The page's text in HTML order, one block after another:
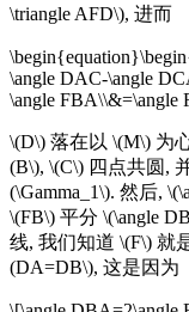
\triangle AFD\), 进而
\angle DAC-\angle
\angle FBA\\&=\angle
\(D\) 落在以 \(M\) 为
(B\), \(C\) 四点共圆,
(\Gamma_1\). 然后,
\(FB\) 平分 \(\angle
线, 我们知道 \(F\) 就
(DA=DB\), 这是因为